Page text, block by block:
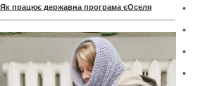
Як працює державна програма єОселя •
•
•
•